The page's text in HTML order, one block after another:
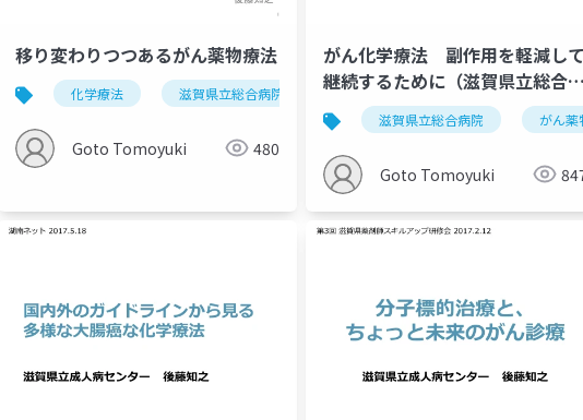
移り変わりつつあるがん薬物療法
化学療法 滋賀県立総合病院 腫瘍内科 がん薬物療法
Goto Tomoyuki 480
がん化学療法 副作用を軽減して
継続するために（滋賀県立総合病
院まなびや2018）
滋賀県立総合病院 がん薬
Goto Tomoyuki